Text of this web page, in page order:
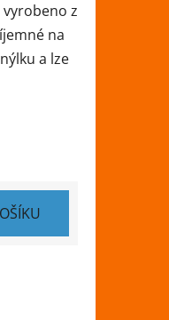
z
na
a lze